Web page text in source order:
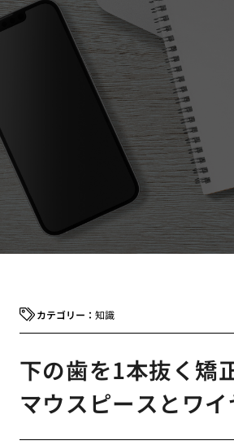
知識
下の歯を1本抜く矯
マウスピースとワ